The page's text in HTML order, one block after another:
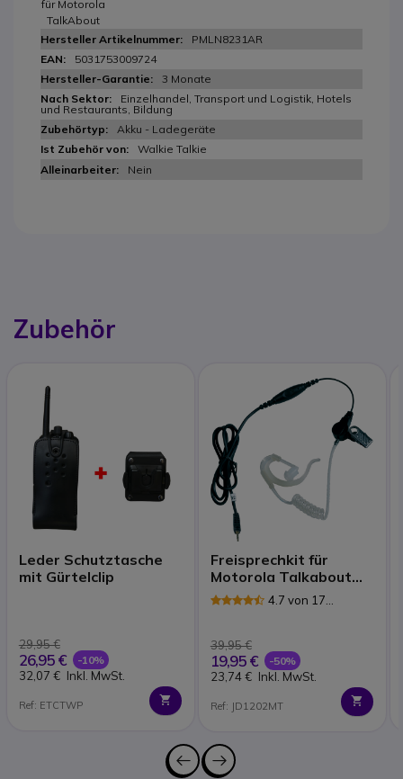
für Motorola
TalkAbout
PMLN8231AR
5031753009724
3 Monate
Einzelhandel, Transport und Logistik, Hotels
und Restaurants, Bildung
Akku - Ladegeräte
Walkie Talkie
Nein
Zubehör
Leder Schutztasche
mit Gürtelclip
29,95 €
26,95 € -10%
32,07 € Inkl. MwSt.
Ref: ETCTWP
Freisprechkit für
Motorola Talkabout
und 1 Pin Funkgeräte
4.7 von 17
39,95 €
19,95 € -50%
23,74 € Inkl. MwSt.
Ref: JD1202MT